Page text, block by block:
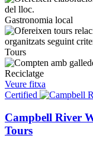
Gastronomia local
Tours
Reciclatge
Veure fitxa
Certified
Campbell River
Tours